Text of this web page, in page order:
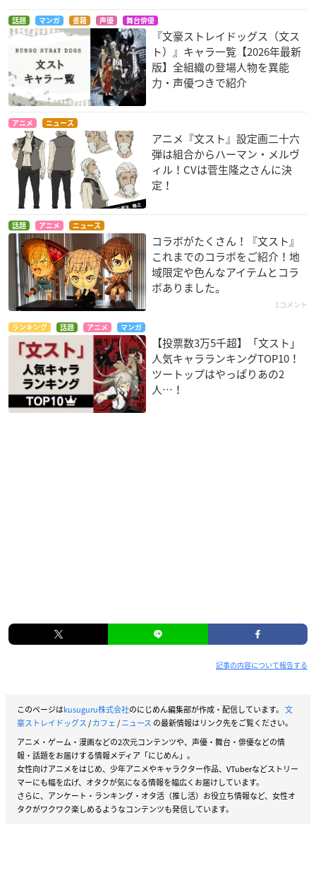
話題 マンガ 書籍 声優 舞台俳優
『文豪ストレイドッグス（文ス
ト）』キャラ一覧【2026年最新
版】全組織の登場人物を異能
力・声優つきで紹介
アニメ ニュース
アニメ『文スト』設定画二十六
弾は組合からハーマン・メルヴ
ィル！CVは菅生隆之さんに決
定！
話題 アニメ ニュース
コラボがたくさん！『文スト』
これまでのコラボをご紹介！地
域限定や色んなアイテムとコラ
ボありました。
1コメント
ランキング 話題 アニメ マンガ
【投票数3万5千超】「文スト」
人気キャラランキングTOP10！
ツートップはやっぱりあの2
人…！
記事の内容について報告する
このページはkusuguru株式会社のにじめん編集部が作成・配信しています。 文
豪ストレイドッグス/カフェ/ニュース の最新情報はリンク先をご覧ください。
アニメ・ゲーム・漫画などの2次元コンテンツや、声優・舞台・俳優などの情
報・話題をお届けする情報メディア「にじめん」。
女性向けアニメをはじめ、少年アニメやキャラクター作品、VTuberなどストリー
マーにも幅を広げ、オタクが気になる情報を幅広くお届けしています。
さらに、アンケート・ランキング・オタ活（推し活）お役立ち情報など、女性オ
タクがワクワク楽しめるようなコンテンツも発信しています。